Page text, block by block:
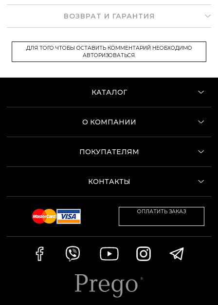
ВОЗВРАТ И ГАРАНТИЯ
ДЛЯ ТОГО ЧТОБЫ ОСТАВИТЬ КОММЕНТАРИЙ НЕОБХОДИМО
АВТОРИЗОВАТЬСЯ.
КАТАЛОГ
О КОМПАНИИ
ПОКУПАТЕЛЯМ
КОНТАКТЫ
ОПЛАТИТЬ ЗАКАЗ